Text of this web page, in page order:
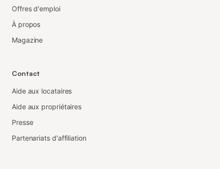
Offres d'emploi
À propos
Magazine
Contact
Aide aux locataires
Aide aux propriétaires
Presse
Partenariats d'affiliation